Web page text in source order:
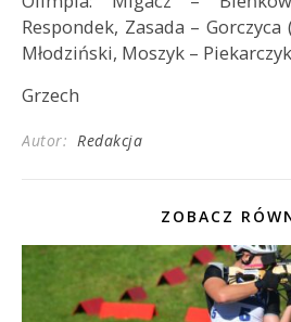
Respondek, Zasada – Gorczyca
Młodziński, Moszyk –
Grzech
Autor: Redakcja
ZOBACZ